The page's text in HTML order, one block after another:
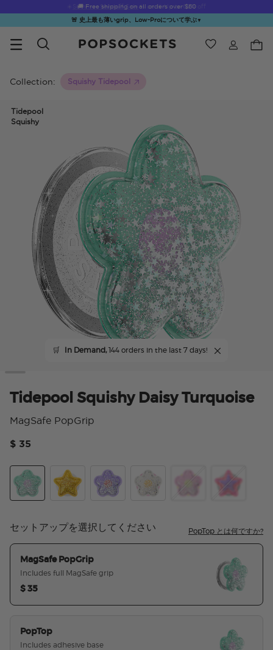
Summer Sendoff Sale is on 🚨 Up to 60% off
🚨 史上最も薄いgrip、Low-Proについて学ぶ ▼
ウィッシュ
Hello Kitty®
and Friends
Second
Morning
Collection: Squishy Tidepool
Tidepool
Squishy
🛒 In Demand,144 orders in the last 7 days!
Tidepool Squishy Daisy Turquoise
MagSafe PopGrip
$ 35
セットアップを選択してください PopTop とは何ですか?
MagSafe PopGrip
Includes full MagSafe grip
$ 35
PopTop
Includes adhesive base